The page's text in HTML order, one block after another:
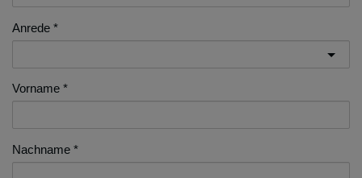
Anrede
Vorname
Nachname